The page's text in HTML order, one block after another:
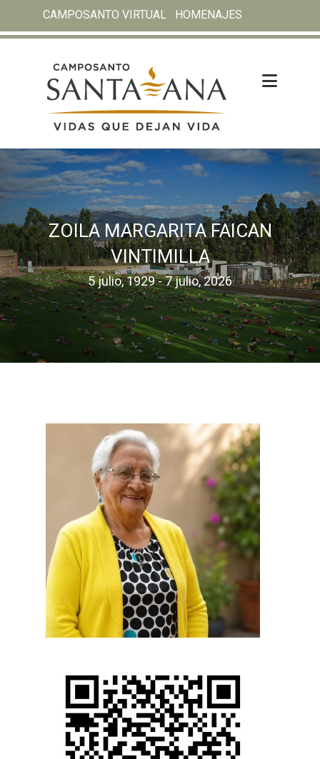
CAMPOSANTO VIRTUAL HOMENAJES
ZOILA MARGARITA FAICAN
VINTIMILLA
5 julio, 1929 - 7 julio, 2026